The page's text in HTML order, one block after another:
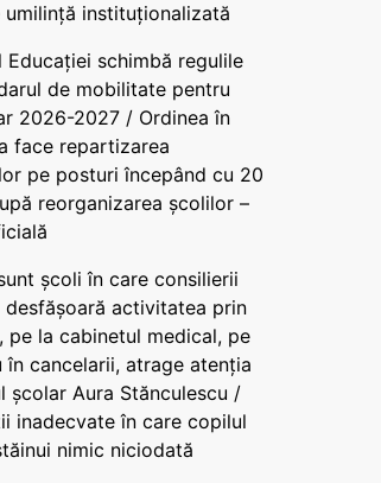
umilință instituționalizată
Educației schimbă regulile
de mobilitate pentru
2026-2027 / Ordinea în
face repartizarea
pe posturi începând cu 20
reorganizarea școlilor –
școli în care consilierii
desfășoară activitatea prin
pe la cabinetul medical, pe
în cancelarii, atrage atenția
școlar Aura Stănculescu /
inadecvate în care copilul
nimic niciodată